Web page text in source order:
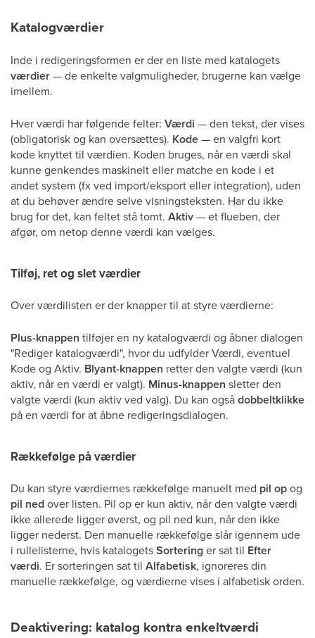
Katalogværdier
Inde i redigeringsformen er der en liste med katalogets
værdier— de enkelte valgmuligheder, brugerne kan vælge
imellem.
Hver værdi har følgende felter: Værdi — den tekst, der vises
(obligatorisk og kan oversættes). Kode— en valgfri kort
kode knyttet til værdien. Koden bruges, når en værdi skal
kunne genkendes maskinelt eller matche en kode i et
andet system (fx ved import/eksport eller integration), uden
at du behøver ændre selve visningsteksten. Har du ikke
brug for det, kan feltet stå tomt. Aktiv— et flueben, der
afgør, om netop denne værdi kan vælges.
Tilføj, ret og slet værdier
Over værdilisten er der knapper til at styre værdierne:
Plus-knappen tilføjer en ny katalogværdi og åbner dialogen
"Rediger katalogværdi", hvor du udfylder Værdi, eventuel
Kode og Aktiv. Blyant-knappen retter den valgte værdi (kun
aktiv, når en værdi er valgt). Minus-knappen sletter den
valgte værdi (kun aktiv ved valg). Du kan ogsådobbeltklikke
på en værdi for at åbne redigeringsdialogen.
Rækkefølge på værdier
Du kan styre værdiernes rækkefølge manuelt med pil opog
pil nedover listen. Pil op er kun aktiv, når den valgte værdi
ikke allerede ligger øverst, og pil ned kun, når den ikke
ligger nederst. Den manuelle rækkefølge slår igennem ude
i rullelisterne, hvis katalogetsSorteringer sat til Efter
værdi. Er sorteringen sat til Alfabetisk, ignoreres din
manuelle rækkefølge, og værdierne vises i alfabetisk orden.
Deaktivering: katalog kontra enkeltværdi